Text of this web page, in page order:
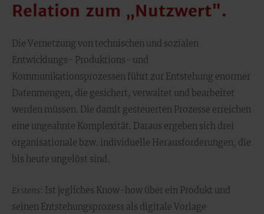
Relation zum „Nutzwert".
Die Vernetzung von technischen und sozialen
Entwicklungs- Produktions- und
Kommunikationsprozessen führt zur Entstehung enormer
Datenmengen, die gesichert, verwaltet und bearbeitet
werden müssen. Die damit gesteuerten Prozesse erreichen
eine ungeahnte Komplexität. Daraus ergeben sich drei
organisationale bzw. individuelle Herausforderungen, die
bis heute ungelöst sind.
Erstens: Ist jegliches Know-how über ein Produkt und
seinen Entstehungsprozess als digitale Vorlage